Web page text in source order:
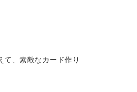
て、素敵なカード作り